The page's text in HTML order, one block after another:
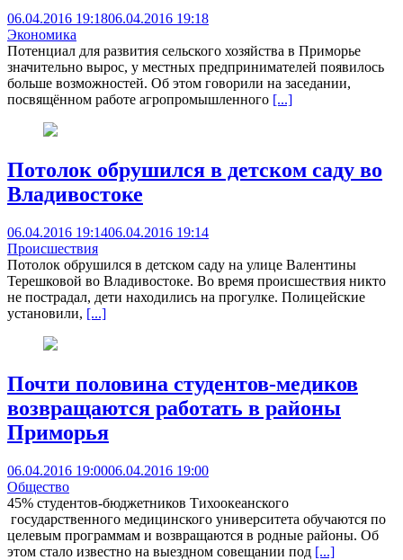
06.04.2016 19:1806.04.2016 19:18
Экономика
Потенциал для развития сельского хозяйства в Приморье
значительно вырос, у местных предпринимателей появилось
больше возможностей. Об этом говорили на заседании,
посвящённом работе агропромышленного [...]
Потолок обрушился в детском саду во
Владивостоке
06.04.2016 19:1406.04.2016 19:14
Происшествия
Потолок обрушился в детском саду на улице Валентины
Терешковой во Владивостоке. Во время происшествия никто
не пострадал, дети находились на прогулке. Полицейские
установили, [...]
Почти половина студентов-медиков
возвращаются работать в районы
Приморья
06.04.2016 19:0006.04.2016 19:00
Общество
45% студентов-бюджетников Тихоокеанского
государственного медицинского университета обучаются по
целевым программам и возвращаются в родные районы. Об
этом стало известно на выездном совещании под [...]